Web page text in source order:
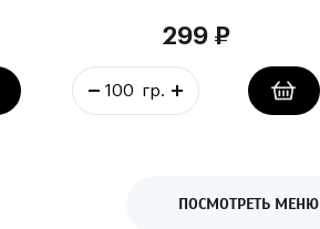
299₽
ПОСМОТРЕТЬ МЕНЮ